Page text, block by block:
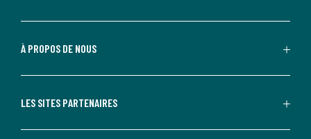
À PROPOS DE NOUS
LES SITES PARTENAIRES